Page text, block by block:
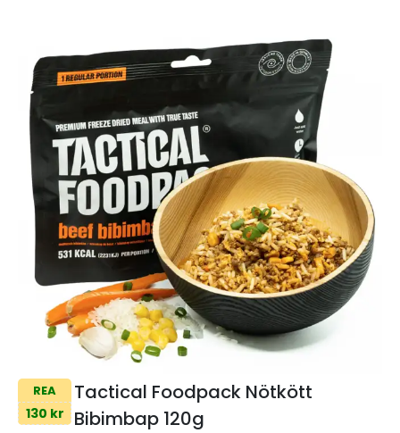
REA
130 kr
Tactical Foodpack Nötkött
Bibimbap 120g